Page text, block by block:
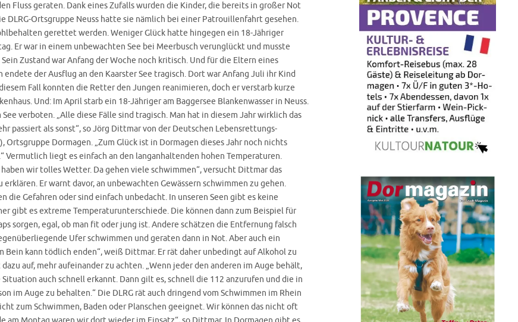
Fluss geraten. Dank eines Zufalls wurden die Kinder, die bereits in großer Not
DLRG-Ortsgruppe Neuss hatte sie nämlich bei einer Patrouillenfahrt gesehen.
gerettet werden. Weniger Glück hatte hingegen ein 18-Jähriger
Er war in einem unbewachten See bei Meerbusch verunglückt und musste
Zustand war Anfang der Woche noch kritisch. Und für die Eltern eines
endete der Ausflug an den Kaarster See tragisch. Dort war Anfang Juli ihr Kind
Fall konnten die Retter den Jungen reanimieren, doch er verstarb kurze
Und: Im April starb ein 18-Jähriger am Baggersee Blankenwasser in Neuss.
verboten. „Alle diese Fälle sind tragisch. Man hat in diesem Jahr wirklich das
passiert als sonst“, so Jörg Dittmar von der Deutschen Lebensrettungs-
Ortsgruppe Dormagen. „Zum Glück ist in Dormagen dieses Jahr noch nichts
Vermutlich liegt es einfach an den langanhaltenden hohen Temperaturen.
wir tolles Wetter. Da gehen viele schwimmen“, versucht Dittmar das
erklären. Er warnt davor, an unbewachten Gewässern schwimmen zu gehen.
die Gefahren oder sind einfach unbedacht. In unseren Seen gibt es keine
gibt es extreme Temperaturunterschiede. Die können dann zum Beispiel für
sorgen, egal, ob man fit oder jung ist. Andere schätzen die Entfernung falsch
Ufer schwimmen und geraten dann in Not. Aber auch ein
Bein kann tödlich enden“, weiß Dittmar. Er rät daher unbedingt auf Alkohol zu
auf, mehr aufeinander zu achten. „Wenn jeder den anderen im Auge behält,
auch schnell erkannt. Dann gilt es, schnell die 112 anzurufen und die in
im Auge zu behalten.“ Die DLRG rät auch dringend vom Schwimmen im Rhein
zum Schwimmen, Baden oder Planschen geeignet. Wir können das nicht oft